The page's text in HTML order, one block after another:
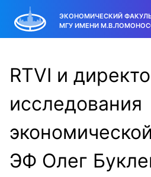
ЭКОНОМИЧЕСКИЙ
МГУ ИМЕНИ
RTVI и
исследования
ЭФ Олег